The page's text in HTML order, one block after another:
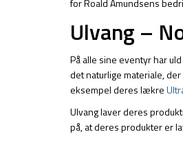
for Roald Amundsens
Ulvang –
På alle sine eventyr har
det naturlige materiale,
eksempel deres lækre
Ulvang laver deres
på, at deres produkter er